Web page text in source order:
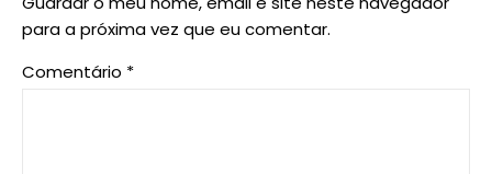
para a próxima vez que eu comentar.
Comentário *